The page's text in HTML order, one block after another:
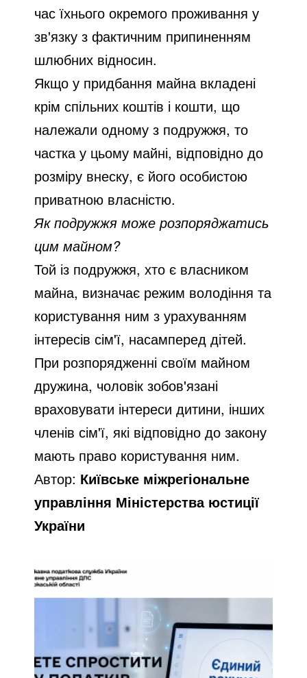
час їхнього окремого проживання у
зв'язку з фактичним припиненням
шлюбних відносин.
Якщо у придбання майна вкладені
крім спільних коштів і кошти, що
належали одному з подружжя, то
частка у цьому майні, відповідно до
розміру внеску, є його особистою
приватною власністю.
Як подружжя може розпоряджатись
цим майном?
Той із подружжя, хто є власником
майна, визначає режим володіння та
користування ним з урахуванням
інтересів сім'ї, насамперед дітей.
При розпорядженні своїм майном
дружина, чоловік зобов'язані
враховувати інтереси дитини, інших
членів сім'ї, які відповідно до закону
мають право користування ним.
Автор: Київське міжрегіональне
управління Міністерства юстиції
України